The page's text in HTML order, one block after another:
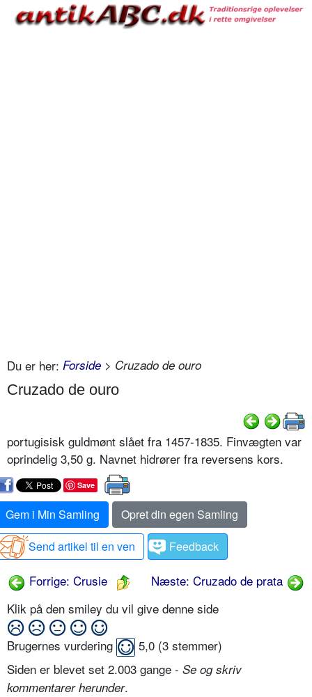
Du er her: Forside > Cruzado de ouro
Cruzado de ouro
portugisisk guldmønt slået fra 1457-1835. Finvægten var
oprindelig 3,50 g. Navnet hidrører fra reversens kors.
Save
Gem i Min Samling
Opret din egen Samling
Send artikel til en ven
Feedback
Forrige: Crusie
Næste: Cruzado de prata
Klik på den smiley du vil give denne side
Brugernes vurdering 5,0 (3 stemmer)
Siden er blevet set 2.003 gange - Se og skriv
kommentarer herunder.